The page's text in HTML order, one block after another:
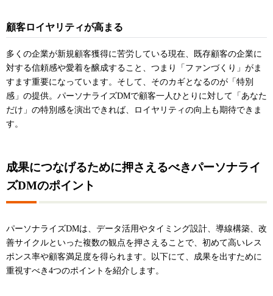
顧客ロイヤリティが高まる
多くの企業が新規顧客獲得に苦労している現在、既存顧客の企業に
対する信頼感や愛着を醸成すること、つまり「ファンづくり」がま
すます重要になっています。そして、そのカギとなるのが「特別
感」の提供。パーソナライズDMで顧客一人ひとりに対して「あなた
だけ」の特別感を演出できれば、ロイヤリティの向上も期待できま
す。
成果につなげるために押さえるべきパーソナライ
ズDMのポイント
パーソナライズDMは、データ活用やタイミング設計、導線構築、改
善サイクルといった複数の観点を押さえることで、初めて高いレス
ポンス率や顧客満足度を得られます。以下にて、成果を出すために
重視すべき4つのポイントを紹介します。